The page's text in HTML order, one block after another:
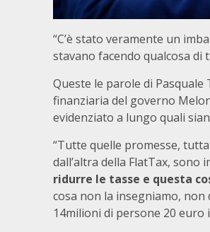
“C’è stato veramente un
stavano facendo qualcosa di
Queste le parole di Pasquale
finanziaria del governo
evidenziato a lungo quali
“Tutte quelle promesse,
dall’altra della FlatTax,
ridurre le tasse e questa
cosa non la insegniamo, non
14milioni di persone 20 euro